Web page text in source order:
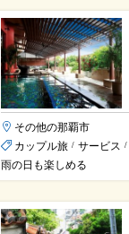
その他の那覇市
カップル旅 / サービス /
雨の日も楽しめる